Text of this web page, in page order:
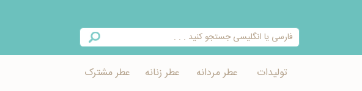
تولیدات عطر مردانه عطر زنانه عطر مشترک